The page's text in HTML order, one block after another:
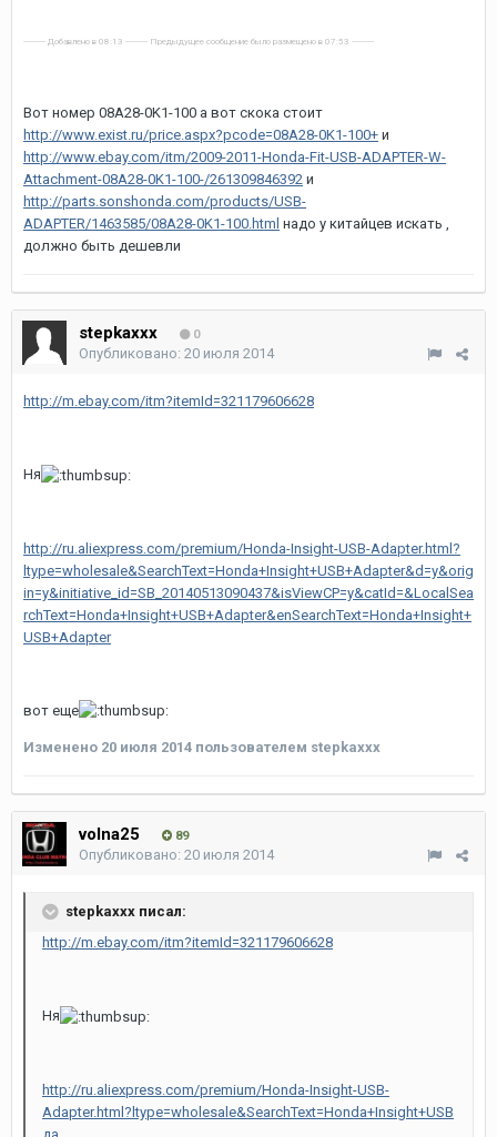
---------- Добавлено в 08:13 ---------- Предыдущее сообщение было размещено в 07:53 ----------
Вот номер 08A28-0K1-100 а вот скока стоит
http://www.exist.ru/price.aspx?pcode=08A28-0K1-100+ и
http://www.ebay.com/itm/2009-2011-Honda-Fit-USB-ADAPTER-W-
Attachment-08A28-0K1-100-/261309846392 и
http://parts.sonshonda.com/products/USB-
ADAPTER/1463585/08A28-0K1-100.html надо у китайцев искать ,
должно быть дешевли
stepkaxxx 0
Опубликовано: 20 июля 2014
http://m.ebay.com/itm?itemId=321179606628
Ня
http://ru.aliexpress.com/premium/Honda-Insight-USB-Adapter.html?
ltype=wholesale&SearchText=Honda+Insight+USB+Adapter&d=y&orig
in=y&initiative_id=SB_20140513090437&isViewCP=y&catId=&LocalSea
rchText=Honda+Insight+USB+Adapter&enSearchText=Honda+Insight+
USB+Adapter
вот еще
Изменено 20 июля 2014 пользователем stepkaxxx
volna25 89
Опубликовано: 20 июля 2014
stepkaxxx писал:
http://m.ebay.com/itm?itemId=321179606628
Ня
http://ru.aliexpress.com/premium/Honda-Insight-USB-
Adapter.html?ltype=wholesale&SearchText=Honda+Insight+USB